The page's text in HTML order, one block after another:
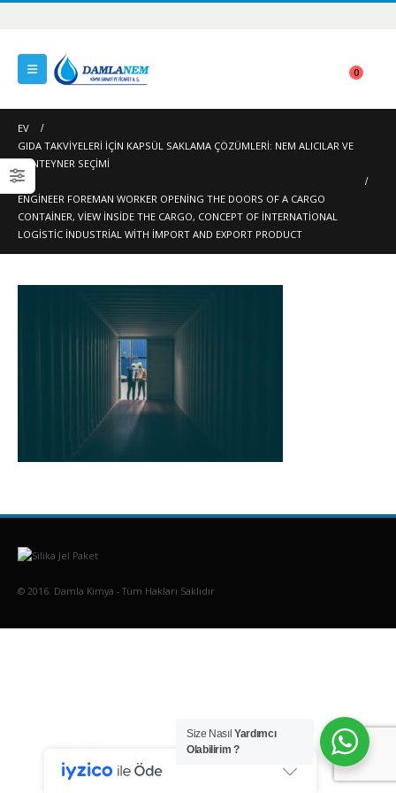
0
EV
GIDA TAKVIYELERI IÇIN KAPSÜL SAKLAMA ÇÖZÜMLERI: NEM ALICILAR VE
KONTEYNER SEÇIMI
ENGINEER FOREMAN WORKER OPENING THE DOORS OF A CARGO
CONTAINER, VIEW INSIDE THE CARGO, CONCEPT OF INTERNATIONAL
LOGISTIC INDUSTRIAL WITH IMPORT AND EXPORT PRODUCT
© 2016. Damla Kimya - Tüm Hakları Saklıdır
Size NasılYardımcı
Olabilirim ?